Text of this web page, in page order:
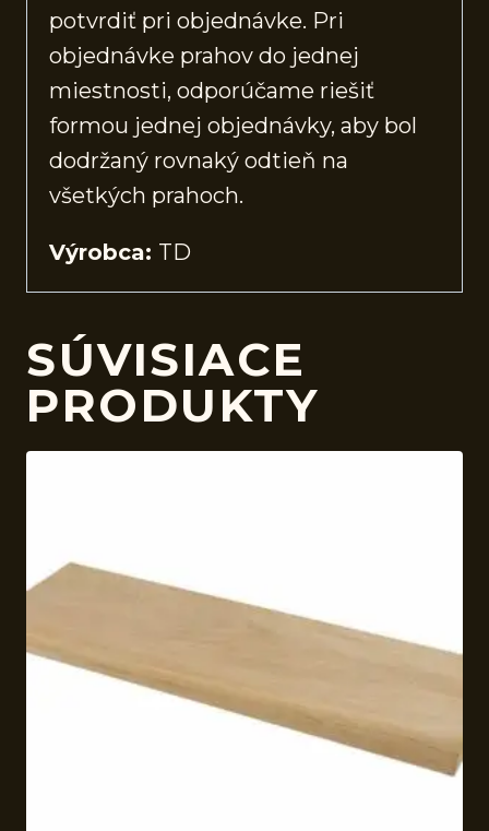
potvrdiť pri objednávke. Pri
objednávke prahov do jednej
miestnosti, odporúčame riešiť
formou jednej objednávky, aby bol
dodržaný rovnaký odtieň na
všetkých prahoch.
Výrobca: TD
SÚVISIACE
PRODUKTY